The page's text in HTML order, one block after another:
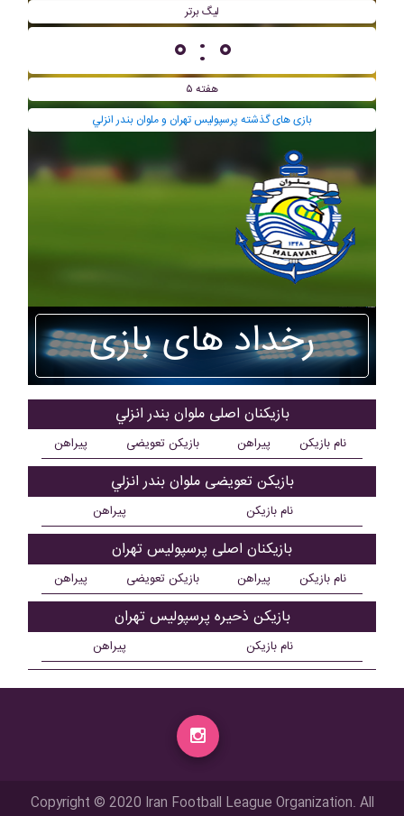
لیگ برتر
۰ : ۰
هفته ۵
بازی های گذشته پرسپولیس تهران و ملوان بندر انزلي
رخداد های بازی
بازیکنان اصلی ملوان بندر انزلي
نام بازیکن پیراهن بازیکن تعویضی پیراهن
بازیکن تعویضی ملوان بندر انزلي
نام بازیکن پیراهن
بازیکنان اصلی پرسپولیس تهران
نام بازیکن پیراهن بازیکن تعویضی پیراهن
بازیکن ذحیره پرسپولیس تهران
نام بازیکن پیراهن
Copyright © 2020 Iran Football League Organization. All